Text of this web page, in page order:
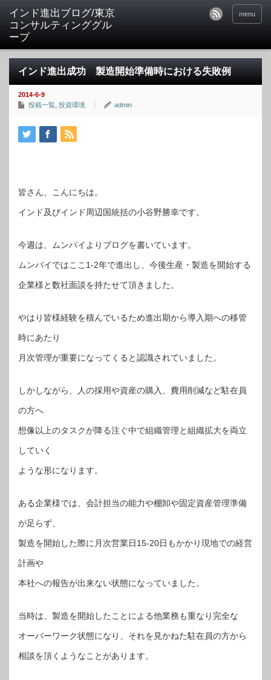
インド進出ブログ/東京
コンサルティンググル
ープ
menu
インド進出成功 製造開始準備時における失敗例
2014-6-9
投稿一覧 投資環境 admin
皆さん、こんにちは。
インド及びインド周辺国統括の小谷野勝幸です。
今週は、ムンバイよりブログを書いています。
ムンバイではここ1-2年で進出し、今後生産・製造を開始する
企業様と数社面談を持たせて頂きました。
やはり皆様経験を積んでいるため進出期から導入期への移管
時にあたり
月次管理が重要になってくると認識されていました。
しかしながら、人の採用や資産の購入、費用削減など駐在員
の方へ
想像以上のタスクが降る注ぐ中で組織管理と組織拡大を両立
していく
ような形になります。
ある企業様では、会計担当の能力や棚卸や固定資産管理準備
が足らず、
製造を開始した際に月次営業日15-20日もかかり現地での経営
計画や
本社への報告が出来ない状態になっていました。
当時は、製造を開始したことによる他業務も重なり完全な
オーバーワーク状態になり、それを見かねた駐在員の方から
相談を頂くようなことがあります。